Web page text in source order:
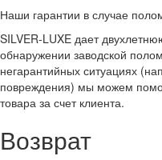
Наши гарантии в случае
SILVER-LUXE дает
обнаружении заводской
негарантийных ситуациях
повреждения) мы можем
товара за счет клиента.
Возврат